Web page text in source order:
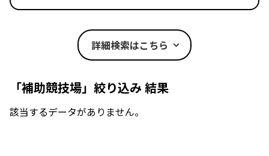
詳細検索はこちら
「補助競技場」絞り込み 結果
該当するデータがありません。